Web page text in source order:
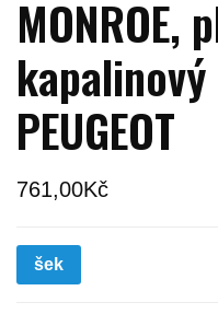
MONROE,
kapalinový
PEUGEOT
761,00Kč
šek